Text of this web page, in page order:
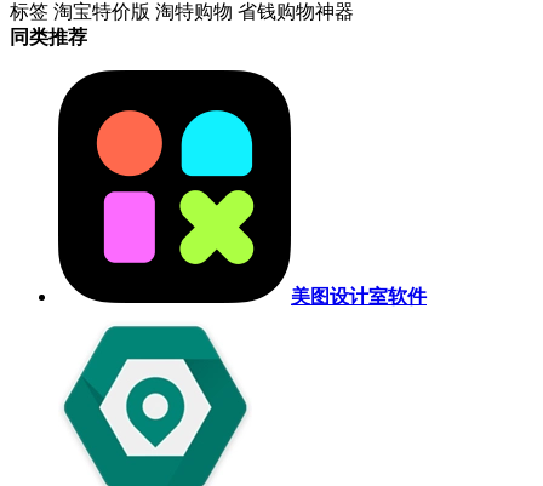
标签 淘宝特价版 淘特购物 省钱购物神器
同类推荐
美图设计室软件